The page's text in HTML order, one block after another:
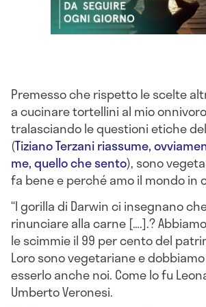
Premesso che rispetto le scelte
a cucinare tortellini al mio
tralasciando le questioni etiche
(Tiziano Terzani riassume,
me, quello che sento), sono
fa bene e perché amo il mondo in
“I gorilla di Darwin ci insegnano
rinunciare alla carne [….].?
le scimmie il 99 per cento del
Loro sono vegetariane e
esserlo anche noi. Come lo fu
Umberto Veronesi.